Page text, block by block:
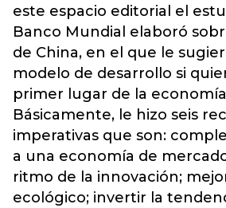
este espacio editorial el
Banco Mundial elaboró
de China, en el que le
modelo de desarrollo si
primer lugar de la
Básicamente, le hizo seis
imperativas que son:
a una economía de
ritmo de la innovación;
ecológico; invertir la